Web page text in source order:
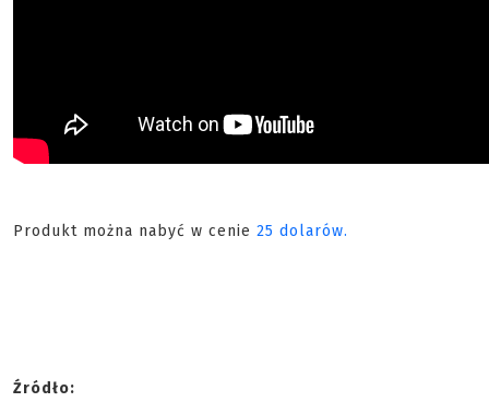
Produkt można nabyć w cenie 25 dolarów.
Źródło: